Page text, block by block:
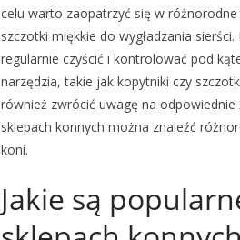
celu warto zaopatrzyć się w
szczotki miękkie do wygładzania
regularnie czyścić i kontrolować pod
narzędzia, takie jak kopytniki czy
również zwrócić uwagę na
sklepach konnych można znaleźć
koni.
Jakie są